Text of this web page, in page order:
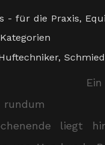
- für die Praxis,
Kategorien
,
liegt